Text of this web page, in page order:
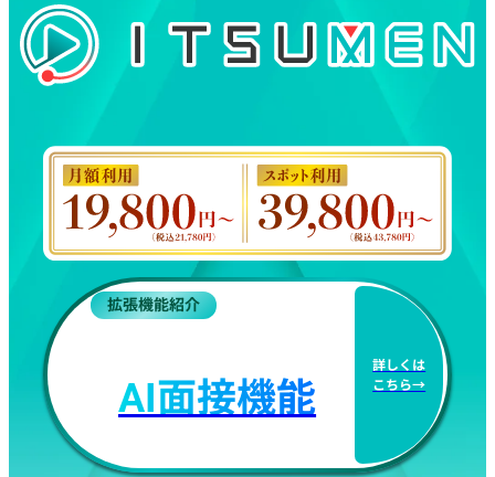
拡張機能紹介
AI面接機能
詳しくは
こちら→